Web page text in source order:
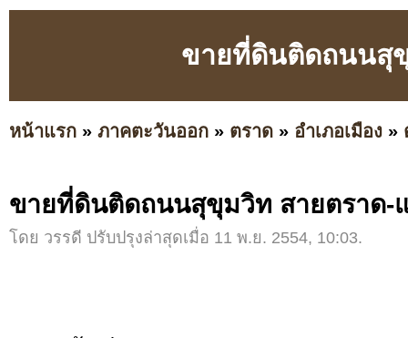
ขายที่ดินติดถนนสุ
หน้าแรก » ภาคตะวันออก » ตราด » อำเภอเมือง »
ขายที่ดินติดถนนสุขุมวิท สายตราด-
โดย วรรดี ปรับปรุงล่าสุดเมื่อ 11 พ.ย. 2554, 10:03.